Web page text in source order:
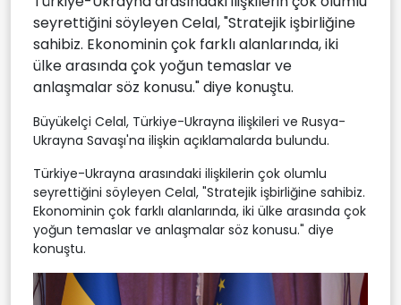
seyrettiğini söyleyen Celal, "Stratejik işbirliğine
sahibiz. Ekonominin çok farklı alanlarında, iki
ülke arasında çok yoğun temaslar ve
anlaşmalar söz konusu." diye konuştu.
Büyükelçi Celal, Türkiye-Ukrayna ilişkileri ve Rusya-
Ukrayna Savaşı'na ilişkin açıklamalarda bulundu.
Türkiye-Ukrayna arasındaki ilişkilerin çok olumlu
seyrettiğini söyleyen Celal, "Stratejik işbirliğine sahibiz.
Ekonominin çok farklı alanlarında, iki ülke arasında çok
yoğun temaslar ve anlaşmalar söz konusu." diye
konuştu.